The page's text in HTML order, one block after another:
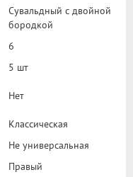
Сувальдный с двойной
бородкой
6
5 шт
Нет
Классическая
Не универсальная
Правый